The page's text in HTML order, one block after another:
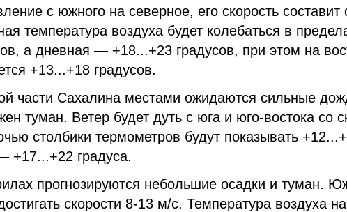
с южного на северное, его скорость
температура воздуха будет колебаться в
а дневная — +18...+23 градусов, при этом на
+13...+18 градусов.
части Сахалина местами ожидаются сильные
туман. Ветер будет дуть с юга и юго-востока со
столбики термометров будут показывать
+17...+22 градуса.
прогнозируются небольшие осадки и туман.
скорости 8-13 м/с. Температура воздуха